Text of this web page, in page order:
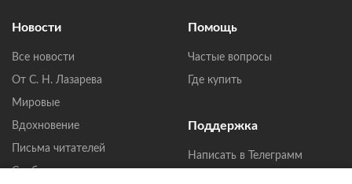
Новости
Все новости
От С. Н. Лазарева
Мировые
Вдохновение
Письма читателей
Сообщество
Помощь
Частые вопросы
Где купить
Поддержка
Написать в Телеграмм